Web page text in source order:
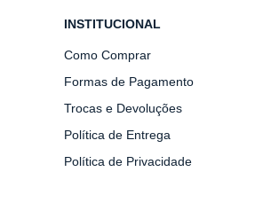
INSTITUCIONAL
Como Comprar
Formas de Pagamento
Trocas e Devoluções
Política de Entrega
Política de Privacidade